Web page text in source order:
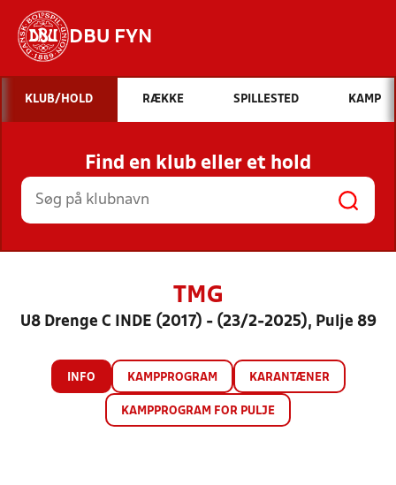
DBU FYN
Hvad vil du søge efter?
INDHOLD OG NYHEDER
STILLINGER, RESULTATER, KLUBBER OG
HOLD
KLUB/HOLD RÆKKE SPILLESTED KAMP
Find en klub eller et hold
TMG
U8 Drenge C INDE (2017) - (23/2-2025), Pulje 89
INFO KAMPPROGRAM KARANTÆNER
KAMPPROGRAM FOR PULJE